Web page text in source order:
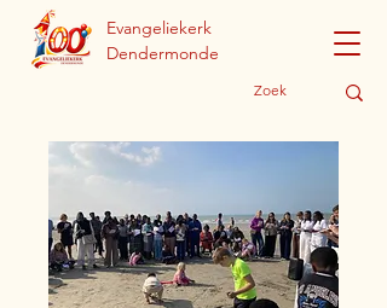
Evangeliekerk
Dendermonde